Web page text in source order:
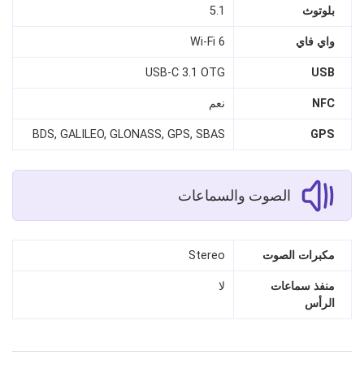
بلوتوث 5.1
واي فاي Wi-Fi 6
USB
USB-C 3.1 OTG
NFC نعم
GPS
BDS, GALILEO, GLONASS, GPS, SBAS
الصوت والسماعات
مكبرات الصوت Stereo
منفذ سماعات
الرأس
لا